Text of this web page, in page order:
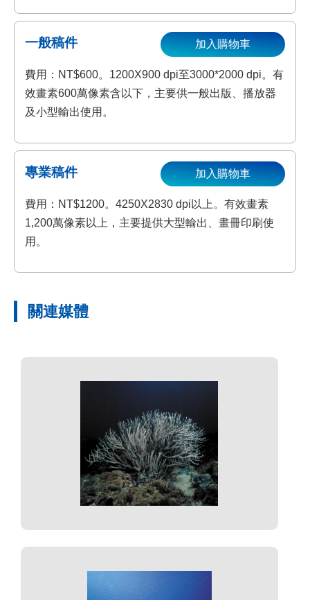
一般稿件
費用：NT$600。1200X900 dpi至3000*2000 dpi。有
效畫素600萬像素含以下，主要供一般出版、播放器
及小型輸出使用。
加入購物車
專業稿件
費用：NT$1200。4250X2830 dpi以上。有效畫素
1,200萬像素以上，主要提供大型輸出、畫冊印刷使
用。
加入購物車
關連媒體